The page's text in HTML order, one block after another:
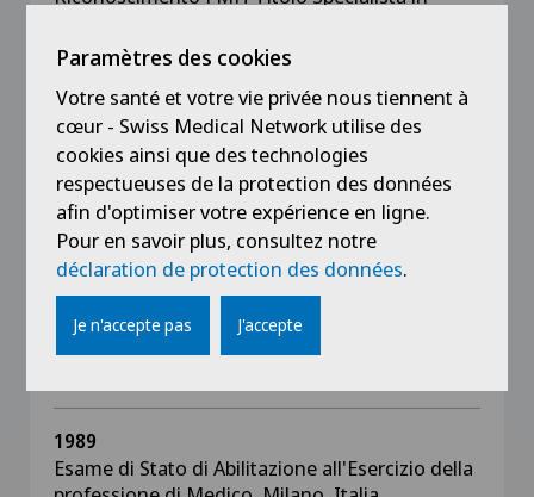
2015
Autorizzazione di Libero Esercizio Canton
Ticino
1993
Diploma di Specializzazione in Radiologia,
Università degli Studi, Milano, Italia
1989
Laurea in Medicina e Chirurgia, Università degli
1989
Esame di Stato di Abilitazione all'Esercizio della
Paramètres des cookies
Votre santé et votre vie privée nous tiennent à
cœur - Swiss Medical Network utilise des
cookies ainsi que des technologies
respectueuses de la protection des données
afin d'optimiser votre expérience en ligne.
Pour en savoir plus, consultez notre
déclaration de protection des données.
Je n'accepte pas J'accepte